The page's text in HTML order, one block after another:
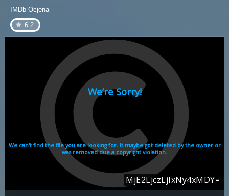
IMDb Ocjena
6.2